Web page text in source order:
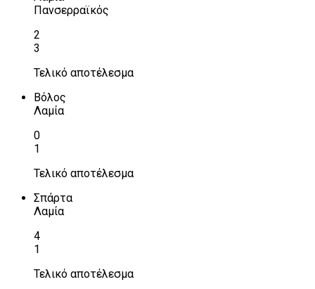
Πανσερραϊκός
2
3
Τελικό αποτέλεσμα
Βόλος
Λαμία
0
1
Τελικό αποτέλεσμα
Σπάρτα
Λαμία
4
1
Τελικό αποτέλεσμα